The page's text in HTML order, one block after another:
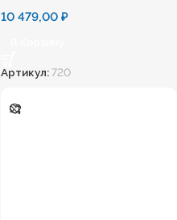
10 479,00 ₽
Артикул:720